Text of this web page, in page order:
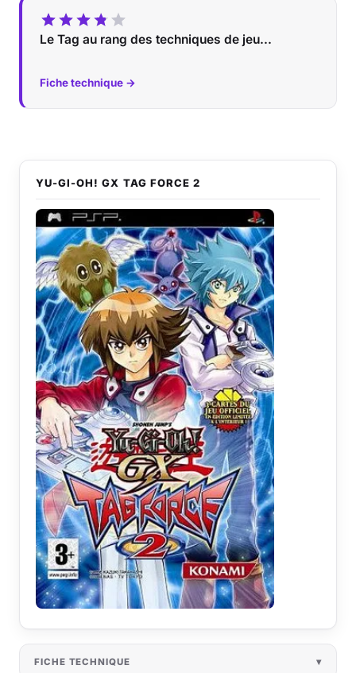
Le Tag au rang des techniques de jeu...
Fiche technique →
YU-GI-OH! GX TAG FORCE 2
FICHE TECHNIQUE